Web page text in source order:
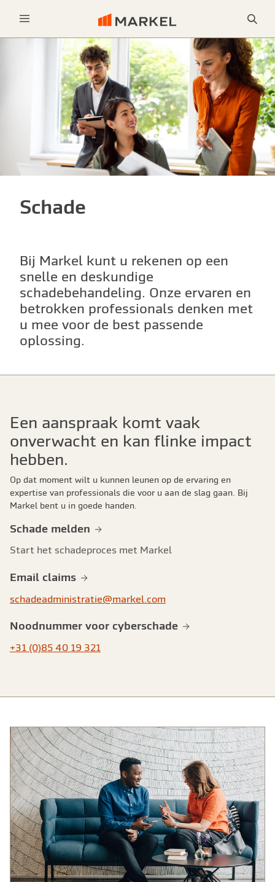
Schade
Bij Markel kunt u rekenen op een
snelle en deskundige
schadebehandeling. Onze ervaren en
betrokken professionals denken met
u mee voor de best passende
oplossing.
Een aanspraak komt vaak
onverwacht en kan flinke impact
hebben.
Op dat moment wilt u kunnen leunen op de ervaring en
expertise van professionals die voor u aan de slag gaan. Bij
Markel bent u in goede handen.
Schade melden
Start het schadeproces met Markel
Email claims
schadeadministratie@markel.com
Noodnummer voor cyberschade
+31 (0)85 40 19 321